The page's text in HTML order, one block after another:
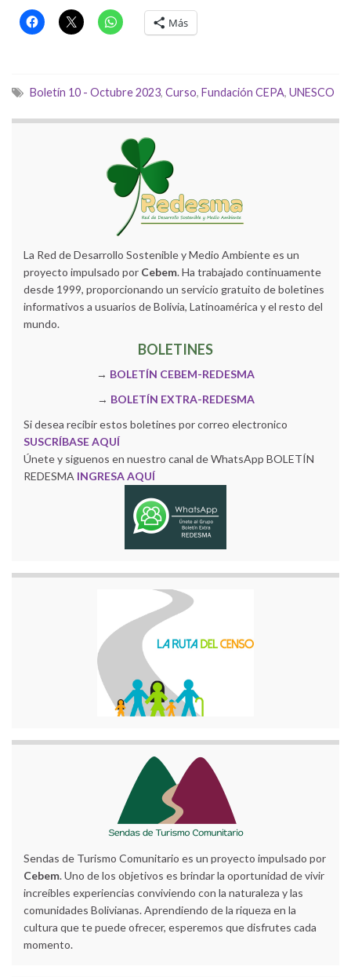
Más
Boletín 10 - Octubre 2023, Curso, Fundación CEPA, UNESCO
La Red de Desarrollo Sostenible y Medio Ambiente es un
proyecto impulsado por Cebem. Ha trabajado continuamente
desde 1999, proporcionando un servicio gratuito de boletines
informativos a usuarios de Bolivia, Latinoamérica y el resto del
mundo.
BOLETINES
→ BOLETÍN CEBEM-REDESMA
→ BOLETÍN EXTRA-REDESMA
Si desea recibir estos boletines por correo electronico
SUSCRÍBASE AQUÍ
Únete y siguenos en nuestro canal de WhatsApp BOLETÍN
REDESMA INGRESA AQUÍ
Sendas de Turismo Comunitario es un proyecto impulsado por
Cebem. Uno de los objetivos es brindar la oportunidad de vivir
increíbles experiencias conviviendo con la naturaleza y las
comunidades Bolivianas. Aprendiendo de la riqueza en la
cultura que te puede ofrecer, esperemos que disfrutes cada
momento.